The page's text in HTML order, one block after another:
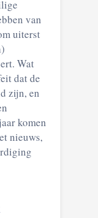
van
uiterst
Wat
dat de
zijn, en
komen
nieuws,